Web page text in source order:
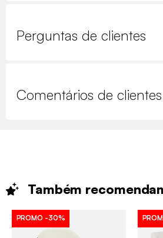
Perguntas de clientes
Comentários de clientes
Também
PROMO -30%